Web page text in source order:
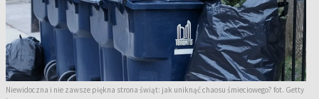
Niewidoczna i nie zawsze piękna strona świąt: jak uniknąć chaosu śmieciowego? fot. Getty